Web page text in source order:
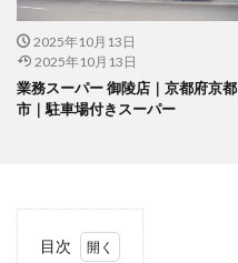
2025年10月13日
2025年10月13日
業務スーパー 御陵店｜京都府京都
市｜駐車場付きスーパー
目次